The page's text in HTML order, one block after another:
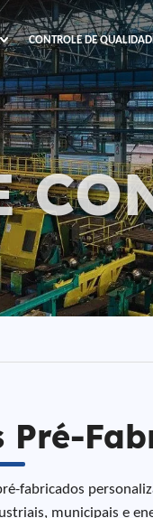
CONTROLE DE
Pré-
fabricados
municipais e